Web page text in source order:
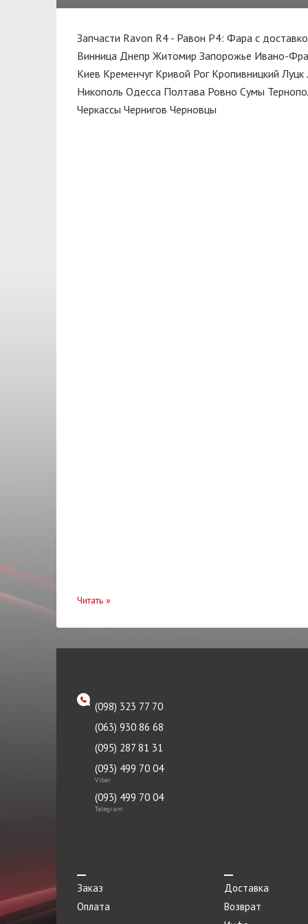
Кронштейн
Крышка
Крышка багажника
Поддон
Подкрылок
Подсветка
Подушка
Полукольцо коленвала
Помпа
GATES
GM
PROFIT
RAISO
RIDER
RODRUNNER
SPIDAN
Запчасти Ravon R4 - Равон Р4: Фара с
Винница Днепр Житомир Запорожье Ивано-
Киев Кременчуг Кривой Рог Кропивницкий Луцк
Никополь Одесса Полтава Ровно Сумы
Черкассы Чернигов Черновцы
Читать »
(098) 323 77 70
(063) 930 86 68
(095) 287 81 31
(093) 499 70 04
Viber
(093) 499 70 04
Telegram
Заказ
Оплата
Доставка
Возврат